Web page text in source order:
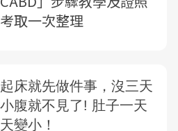
考取一次整理